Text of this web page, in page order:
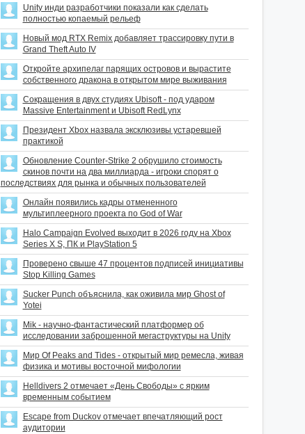
Unity инди разработчики показали как сделать
полностью копаемый рельеф
Новый мод RTX Remix добавляет трассировку пути в
Grand Theft Auto IV
Откройте архипелаг парящих островов и вырастите
собственного дракона в открытом мире выживания
Сокращения в двух студиях Ubisoft - под ударом
Massive Entertainment и Ubisoft RedLynx
Президент Xbox назвала эксклюзивы устаревшей
практикой
Обновление Counter-Strike 2 обрушило стоимость
скинов почти на два миллиарда - игроки спорят о
последствиях для рынка и обычных пользователей
Онлайн появились кадры отмененного
мультиплеерного проекта по God of War
Halo Campaign Evolved выходит в 2026 году на Xbox
Series X S, ПК и PlayStation 5
Проверено свыше 47 процентов подписей инициативы
Stop Killing Games
Sucker Punch объяснила, как оживила мир Ghost of
Yotei
Mik - научно-фантастический платформер об
исследовании заброшенной мегаструктуры на Unity
Мир Of Peaks and Tides - открытый мир ремесла, живая
физика и мотивы восточной мифологии
Helldivers 2 отмечает «День Свободы» с ярким
временным событием
Escape from Duckov отмечает впечатляющий рост
аудитории